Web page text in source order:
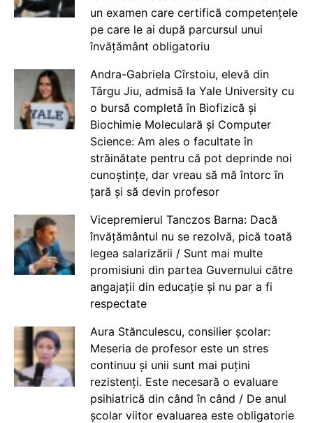
un examen care certifică competențele
pe care le ai după parcursul unui
învățământ obligatoriu
Andra-Gabriela Cîrstoiu, elevă din
Târgu Jiu, admisă la Yale University cu
o bursă completă în Biofizică și
Biochimie Moleculară și Computer
Science: Am ales o facultate în
străinătate pentru că pot deprinde noi
cunoștințe, dar vreau să mă întorc în
țară și să devin profesor
Vicepremierul Tanczos Barna: Dacă
învățământul nu se rezolvă, pică toată
legea salarizării / Sunt mai multe
promisiuni din partea Guvernului către
angajații din educație și nu par a fi
respectate
Aura Stănculescu, consilier școlar:
Meseria de profesor este un stres
continuu și unii sunt mai puțini
rezistenți. Este necesară o evaluare
psihiatrică din când în când / De anul
școlar viitor evaluarea este obligatorie